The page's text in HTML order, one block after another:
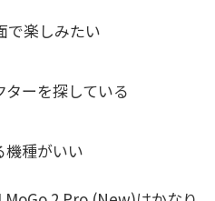
で楽しみたい
ターを探している
機種がいい